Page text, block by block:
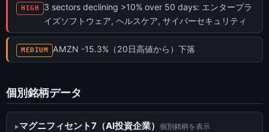
HIGH
3 sectors declining >10% over 50 days: エンタープラ
イズソフトウェア, ヘルスケア, サイバーセキュリティ
MEDIUM AMZN -15.3%（20日高値から）下落
個別銘柄データ
マグニフィセント7（AI投資企業） 個別銘柄を表示